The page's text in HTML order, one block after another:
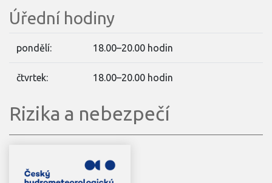
Úřední hodiny
pondělí: 18.00–20.00 hodin
čtvrtek: 18.00–20.00 hodin
Rizika a nebezpečí